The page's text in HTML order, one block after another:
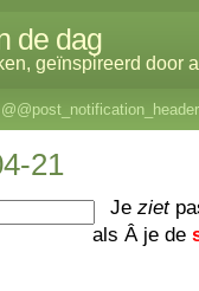
de dag
geïnspireerd door
@@post_notification_header
21
Jeziet
als Â je de